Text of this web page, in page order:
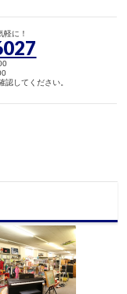
軽に！
してください。